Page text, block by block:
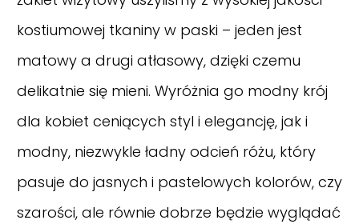
kostiumowej tkaniny w paski – jeden jest
matowy a drugi atłasowy, dzięki czemu
delikatnie się mieni. Wyróżnia go modny krój
dla kobiet ceniących styl i elegancję, jak i
modny, niezwykle ładny odcień różu, który
pasuje do jasnych i pastelowych kolorów, czy
szarości, ale równie dobrze będzie wyglądać